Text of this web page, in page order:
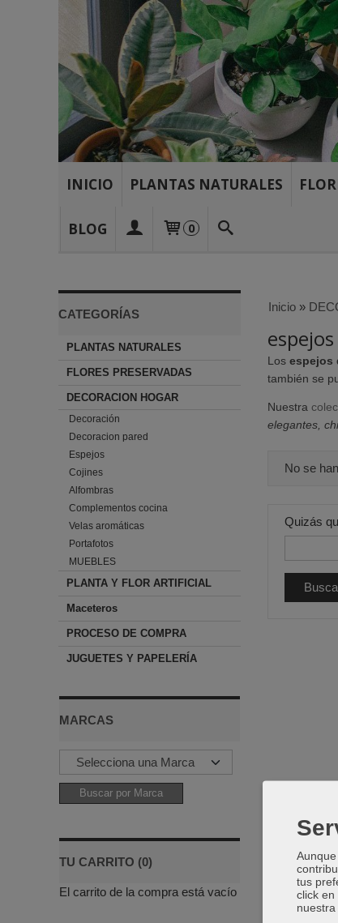
INICIO PLANTAS NATURALES
BLOG 0
CATEGORÍAS
PLANTAS NATURALES
FLORES PRESERVADAS
DECORACION HOGAR
Decoración
Decoracion pared
Espejos
Cojines
Alfombras
Complementos cocina
Velas aromáticas
Portafotos
MUEBLES
PLANTA Y FLOR ARTIFICIAL
Maceteros
PROCESO DE COMPRA
JUGUETES Y PAPELERÍA
MARCAS
TU CARRITO (0)
El carrito de la compra está vacío
Inicio »
espejos
Los espejos
también se
Nuestra
elegantes,
No se
Quizás
tus
click en
nuestra